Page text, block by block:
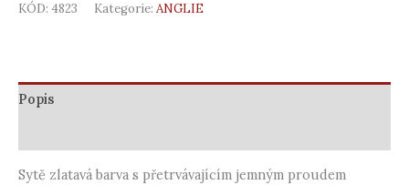
KÓD: 4823 Kategorie: ANGLIE
Popis
Sytě zlatavá barva s přetrvávajícím jemným proudem